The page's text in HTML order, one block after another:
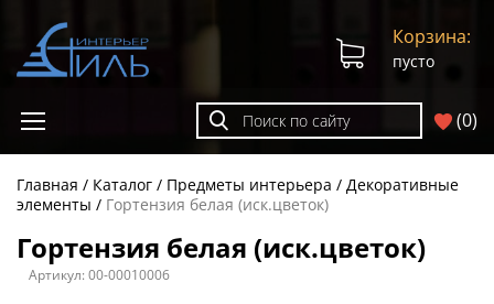
(0)
Корзина:
пусто
Главная Каталог Предметы интерьера
Декоративные
элементы
Гортензия белая (иск.цветок)
Гортензия белая (иск.цветок)
Артикул:00-00010006